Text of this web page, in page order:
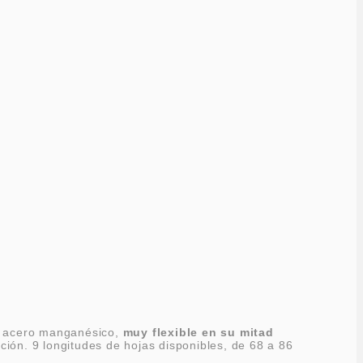
manganésico, muy flexible en su mitad
9 longitudes de hojas disponibles, de 68 a 86